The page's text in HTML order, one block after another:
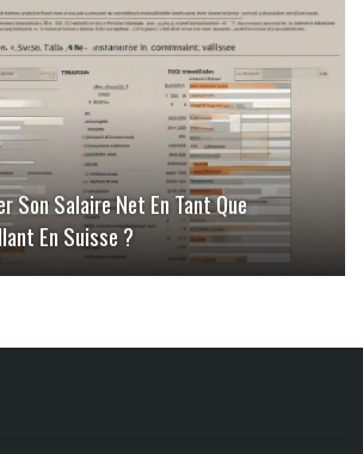
Son Salaire Net En Tant Que
En Suisse ?